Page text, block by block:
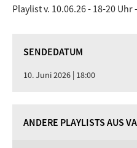
Playlist v. 10.06.26 - 18-20 Uhr
SENDEDATUM
10. Juni 2026 | 18:00
ANDERE PLAYLISTS AUS